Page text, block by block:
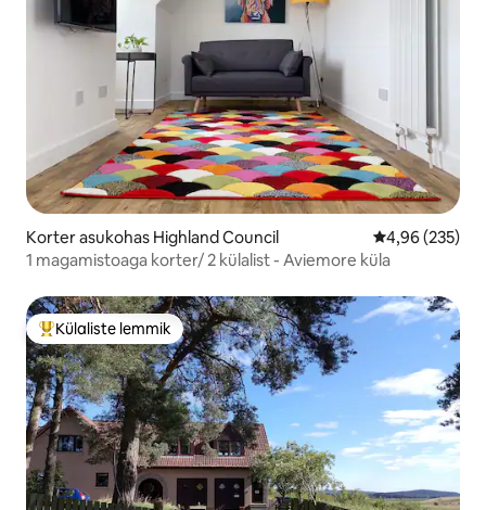
Korter asukohas Highland Council Keskmine
4,96 (235)
1 magamistoaga korter/ 2 külalist - Aviemore küla
Külaliste suur lemmik
Külaliste lemmik